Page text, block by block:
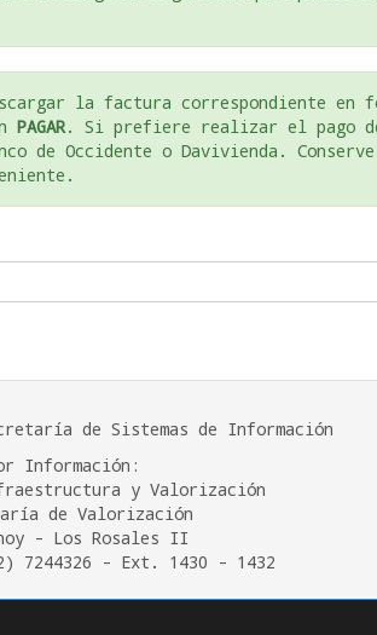
la factura correspondiente
PAGAR. Si prefiere realizar el pago
de Occidente o Davivienda.
de Sistemas de Información
Información:
y Valorización
de Valorización
- Los Rosales II
7244326 - Ext. 1430 - 1432